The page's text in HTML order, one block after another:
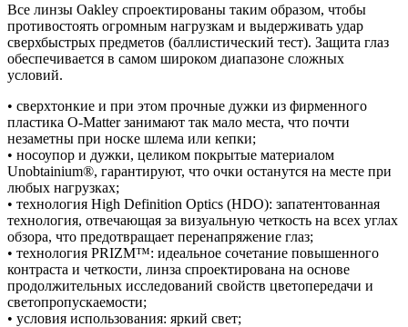
Все линзы Oakley спроектированы таким образом, чтобы
противостоять огромным нагрузкам и выдерживать удар
сверхбыстрых предметов (баллистический тест). Защита глаз
обеспечивается в самом широком диапазоне сложных
условий.
• сверхтонкие и при этом прочные дужки из фирменного
пластика O-Matter занимают так мало места, что почти
незаметны при носке шлема или кепки;
• носоупор и дужки, целиком покрытые материалом
Unobtainium®, гарантируют, что очки останутся на месте при
любых нагрузках;
• технология High Definition Optics (HDO): запатентованная
технология, отвечающая за визуальную четкость на всех углах
обзора, что предотвращает перенапряжение глаз;
• технология PRIZM™: идеальное сочетание повышенного
контраста и четкости, линза спроектирована на основе
продолжительных исследований свойств цветопередачи и
светопропускаемости;
• условия использования: яркий свет;